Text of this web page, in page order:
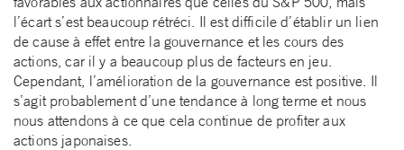
l’écart s’est beaucoup rétréci. Il est difficile d’établir un lien
de cause à effet entre la gouvernance et les cours des
actions, car il y a beaucoup plus de facteurs en jeu.
Cependant, l’amélioration de la gouvernance est positive. Il
s’agit probablement d’une tendance à long terme et nous
nous attendons à ce que cela continue de profiter aux
actions japonaises.